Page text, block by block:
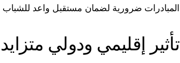
المبادرات ضرورية لضمان مستقبل واعد
تأثير إقليمي ودولي متزايد